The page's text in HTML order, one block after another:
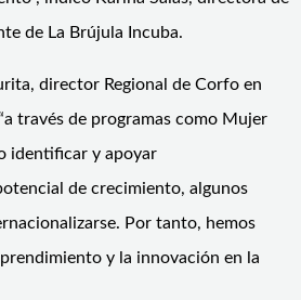
de La Brújula Incuba.
director Regional de Corfo en
través de programas como Mujer
identificar y apoyar
de crecimiento, algunos
Por tanto, hemos
y la innovación en la